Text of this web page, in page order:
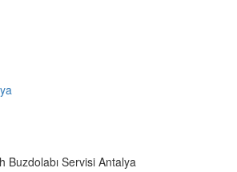
Buzdolabı Servisi Antalya